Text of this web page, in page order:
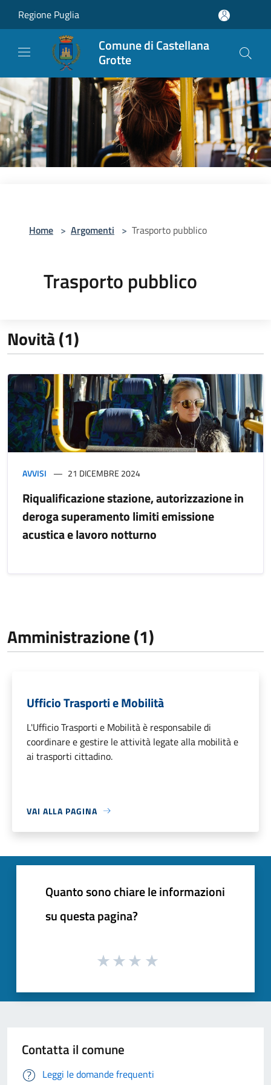
Regione Puglia
Comune di Castellana
Grotte
Home > Argomenti > Trasporto pubblico
Trasporto pubblico
Novità (1)
AVVISI 21 DICEMBRE 2024
Riqualificazione stazione, autorizzazione in
deroga superamento limiti emissione
acustica e lavoro notturno
Amministrazione (1)
Ufficio Trasporti e Mobilità
L'Ufficio Trasporti e Mobilità è responsabile di
coordinare e gestire le attività legate alla mobilità e
ai trasporti cittadino.
VAI ALLA PAGINA
Quanto sono chiare le informazioni
su questa pagina?
Contatta il comune
Leggi le domande frequenti